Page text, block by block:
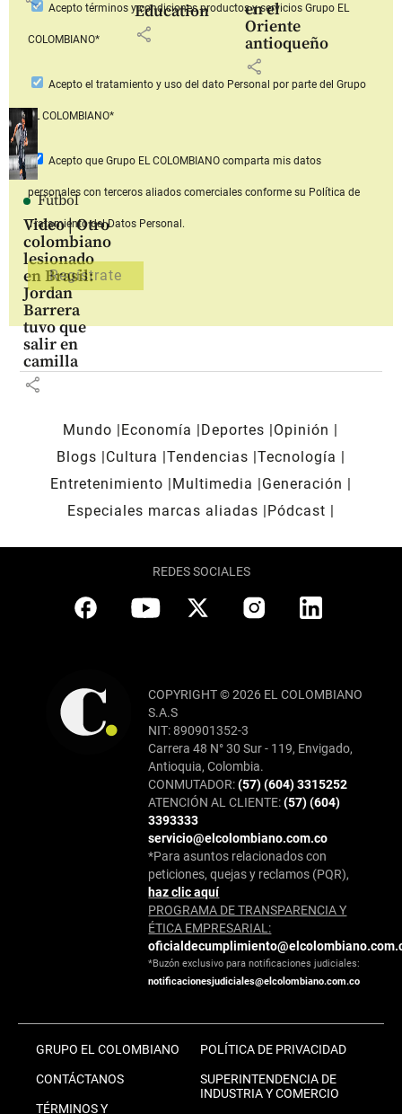
Education
share
en el
Oriente
antioqueño
share
Fútbol
Video | Otro
colombiano
lesionado
en Brasil:
Jordan
Barrera
tuvo que
salir en
camilla
share
Aceptotérminos y condiciones productos y serviciosGrupo EL
COLOMBIANO*
Acepto el tratamiento y uso del dato Personal por parte del Grupo
EL COLOMBIANO*
Acepto que Grupo EL COLOMBIANOcomparta mis datos
personales con terceros aliados comerciales conforme su Política de
Tratamiento del Datos Personal.
Mundo Economía Deportes
Opinión
Blogs
Cultura Tendencias Tecnología
Entretenimiento
Multimedia
Generación
Especiales marcas aliadas
Pódcast
REDES SOCIALES
COPYRIGHT © 2026 EL COLOMBIANO
S.A.S
NIT: 890901352-3
Carrera 48 N° 30 Sur - 119, Envigado,
Antioquia, Colombia.
CONMUTADOR:(57) (604) 3315252
ATENCIÓN AL CLIENTE:(57) (604)
3393333
servicio@elcolombiano.com.co
*Para asuntos relacionados con
peticiones, quejas y reclamos (PQR),
haz clic aquí
PROGRAMA DE TRANSPARENCIA Y
ÉTICA EMPRESARIAL:
*Buzón exclusivo para notificaciones judiciales:
notificacionesjudiciales@elcolombiano.com.co
GRUPO EL COLOMBIANO
CONTÁCTANOS
TÉRMINOS Y
POLÍTICA DE PRIVACIDAD
SUPERINTENDENCIA DE
INDUSTRIA Y COMERCIO